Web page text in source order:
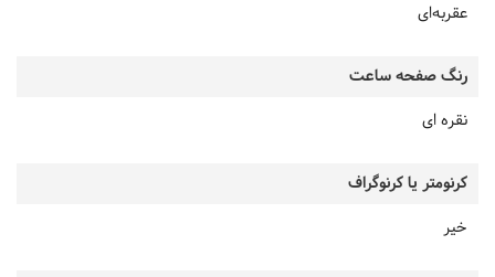
عقربه‌ای
رنگ صفحه ساعت
نقره ای
کرنومتر یا کرنوگراف
خیر